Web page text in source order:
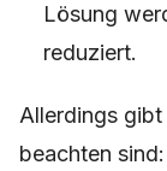
Lösung
reduziert.
Allerdings gibt
beachten sind: